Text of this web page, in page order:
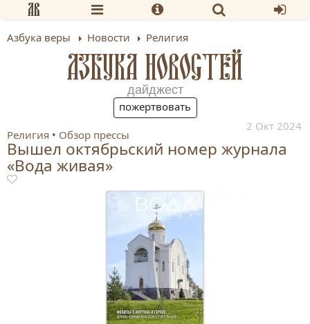
Азбука веры Новости Религия
АЗБУКА НОВОСТЕЙ
дайджест
пожертвовать
2 Окт 2024
Религия Обзор прессы
Вышел октябрьский номер журнала
«Вода живая»